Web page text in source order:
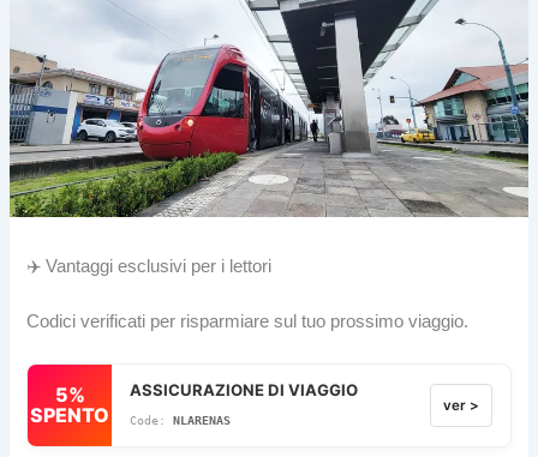
✈️ Vantaggi esclusivi per i lettori
Codici verificati per risparmiare sul tuo prossimo viaggio.
5%
SPENTO
ASSICURAZIONE DI VIAGGIO
NLARENAS
ver >